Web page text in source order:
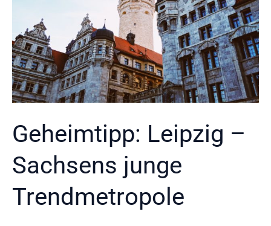
Geheimtipp: Leipzig –
Sachsens junge
Trendmetropole